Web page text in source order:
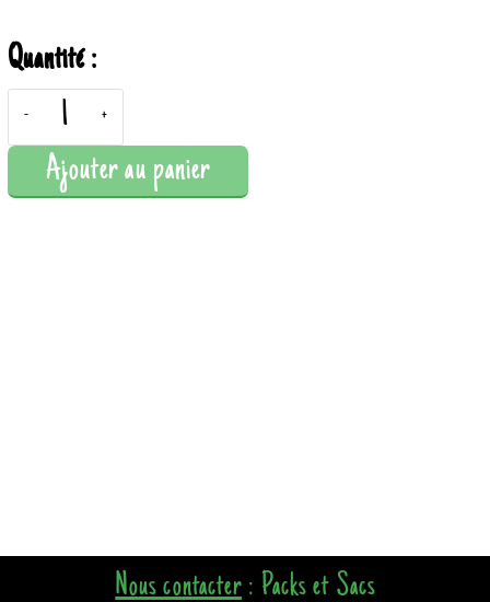
Quantité :
- +
Ajouter au panier
Nous contacter: Packs et Sacs